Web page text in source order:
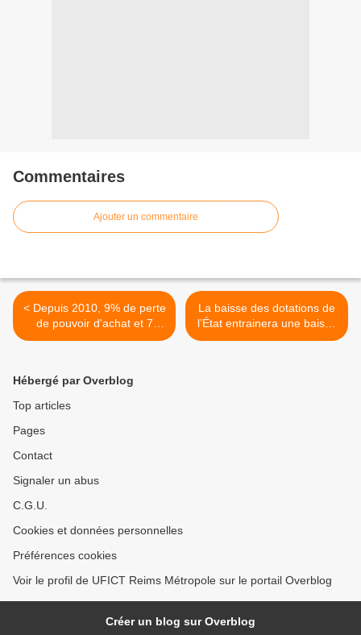
Commentaires
Ajouter un commentaire
< Depuis 2010, 9% de perte
de pouvoir d'achat et 7
milliards volés aux
La baisse des dotations de
l’État entrainera une baisse
d’environ 30% de
Hébergé par Overblog
Top articles
Pages
Contact
Signaler un abus
C.G.U.
Cookies et données personnelles
Préférences cookies
Voir le profil de UFICT Reims Métropole sur le portail Overblog
Créer un blog sur Overblog